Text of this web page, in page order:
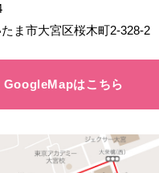
ま市大宮区桜木町2-328-2
GoogleMapはこちら